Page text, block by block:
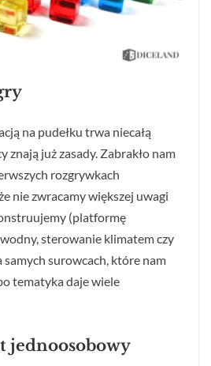
na pudełku trwa niecałą
znają już zasady. Zabrakło nam
rozgrywkach
nie zwracamy większej uwagi
(platformę
sterowanie klimatem czy
samych surowcach, które nam
tematyka daje wiele
jednoosobowy